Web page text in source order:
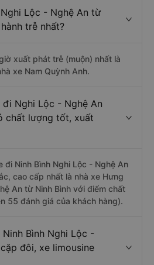
Lộc - Nghệ An từ
trễ nhất?
xuất phát trễ (muộn) nhất là
xe Nam Quỳnh Anh.
đi Nghi Lộc - Nghệ An
chất lượng tốt, xuất
đi Ninh Bình Nghi Lộc - Nghệ An
cao cấp nhất là nhà xe Hưng
An từ Ninh Bình với điểm chất
55 đánh giá của khách hàng).
Bình Nghi Lộc -
đôi, xe limousine